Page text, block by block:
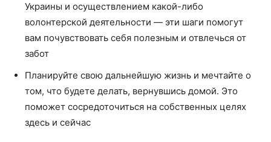
Украины и осуществлением какой-либо
волонтерской деятельности — эти шаги помогут
вам почувствовать себя полезным и отвлечься от
забот
Планируйте свою дальнейшую жизнь и мечтайте о
том, что будете делать, вернувшись домой. Это
поможет сосредоточиться на собственных целях
здесь и сейчас